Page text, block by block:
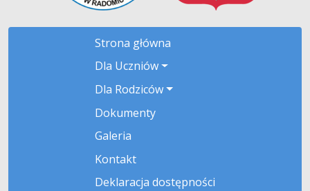
Strona główna
Dla Uczniów
Dla Rodziców
Dokumenty
Galeria
Kontakt
Deklaracja dostępności